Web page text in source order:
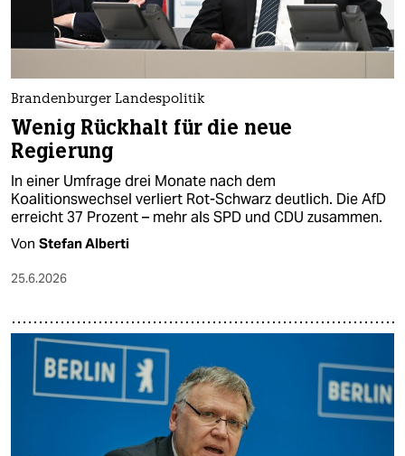
Brandenburger Landespolitik
Wenig Rückhalt für die neue
Regierung
In einer Umfrage drei Monate nach dem
Koalitionswechsel verliert Rot-Schwarz deutlich. Die AfD
erreicht 37 Prozent – mehr als SPD und CDU zusammen.
Von Stefan Alberti
25.6.2026